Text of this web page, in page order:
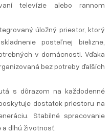
televízie alebo rannom
úložný priestor, ktorý
posteľnej bielizne,
v domácnosti. Vďaka
bez potreby ďalších
s dôrazom na každodenné
dostatok priestoru na
Stabilné spracovanie
dlhú životnosť.